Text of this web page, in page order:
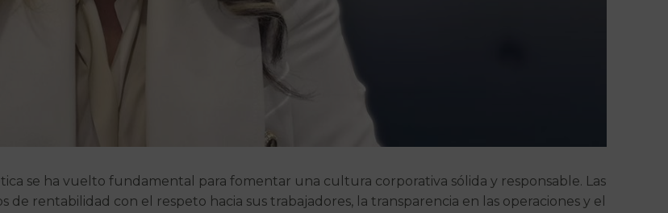
se ha vuelto fundamental para fomentar una cultura corporativa sólida y responsable. Las
rentabilidad con el respeto hacia sus trabajadores, la transparencia en las operaciones y el